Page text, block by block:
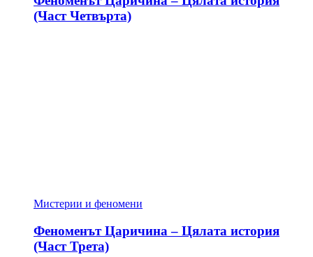
(Част Четвърта)
Мистерии и феномени
Феноменът Царичина – Цялата история
(Част Трета)